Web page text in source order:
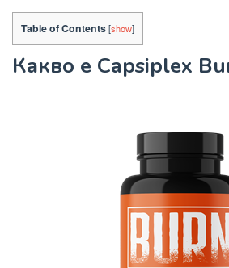
Table of Contents[show]
Какво е Capsiplex